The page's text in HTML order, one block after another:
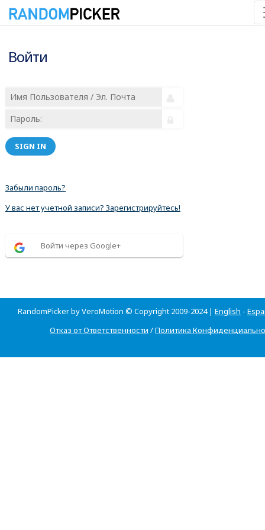
Войти
SIGN IN
Забыли пароль?
У вас нет учетной записи? Зарегистрируйтесь!
Войти через Google+
RandomPicker by VeroMotion © Copyright 2009-2024 | English -
Отказ от Ответственности /Политика